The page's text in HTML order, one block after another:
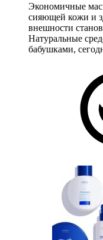
Экономичные
сияющей кожи и
внешности
Натуральные
бабушками,